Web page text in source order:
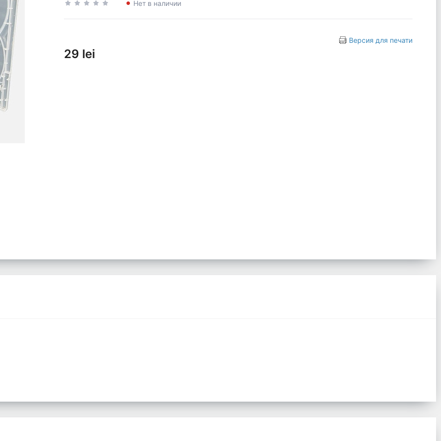
Нет в наличии
Версия для печати
29 lei